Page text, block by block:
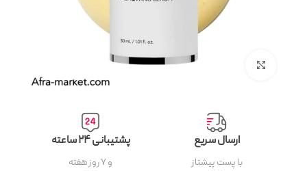
بزرگنمایی تصویر
ارسال سریع
با پست پیشتاز
پشتیبانی ۲۴ ساعته
و ۷ روز هفته